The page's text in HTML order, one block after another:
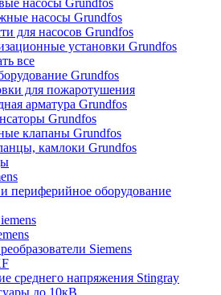
насосы Grundfos
насосы Grundfos
для насосов Grundfos
установки Grundfos
все
Grundfos
для пожаротушения
арматура Grundfos
Grundfos
клапаны Grundfos
камлоки Grundfos
периферийное оборудование
Siemens
среднего напряжения Stingray
до 10кВ